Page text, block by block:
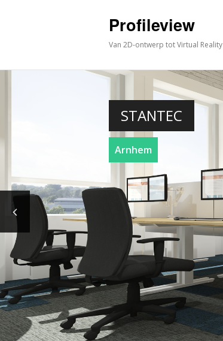
Profileview
Van 2D-ontwerp tot Virtual Reality
STANTEC
Arnhem